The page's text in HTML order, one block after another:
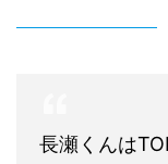
長瀬くんは